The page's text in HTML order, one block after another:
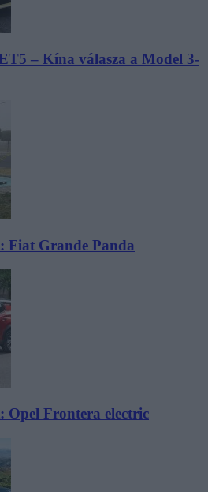
– Kína válasza a Model 3-
Fiat Grande Panda
Opel Frontera electric